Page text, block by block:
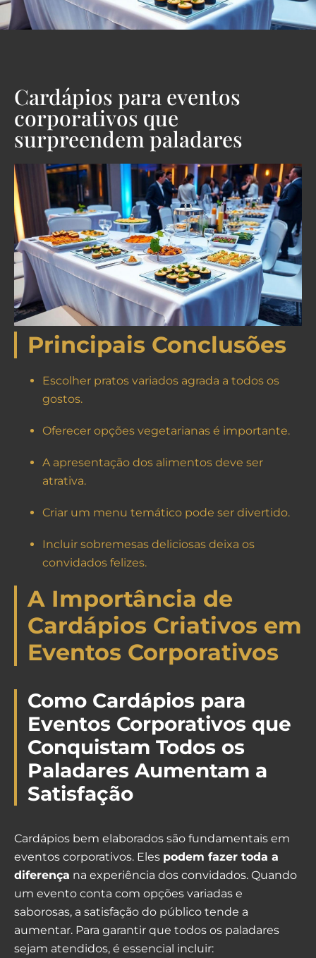
Cardápios para eventos
corporativos que
surpreendem paladares
Principais Conclusões
Escolher pratos variados agrada a todos os
gostos.
Oferecer opções vegetarianas é importante.
A apresentação dos alimentos deve ser
atrativa.
Criar um menu temático pode ser divertido.
Incluir sobremesas deliciosas deixa os
convidados felizes.
A Importância de
Cardápios Criativos em
Eventos Corporativos
Como Cardápios para
Eventos Corporativos que
Conquistam Todos os
Paladares Aumentam a
Satisfação
Cardápios bem elaborados são fundamentais em
eventos corporativos. Eles podem fazer toda a
diferença na experiência dos convidados. Quando
um evento conta com opções variadas e
saborosas, a satisfação do público tende a
aumentar. Para garantir que todos os paladares
sejam atendidos, é essencial incluir: